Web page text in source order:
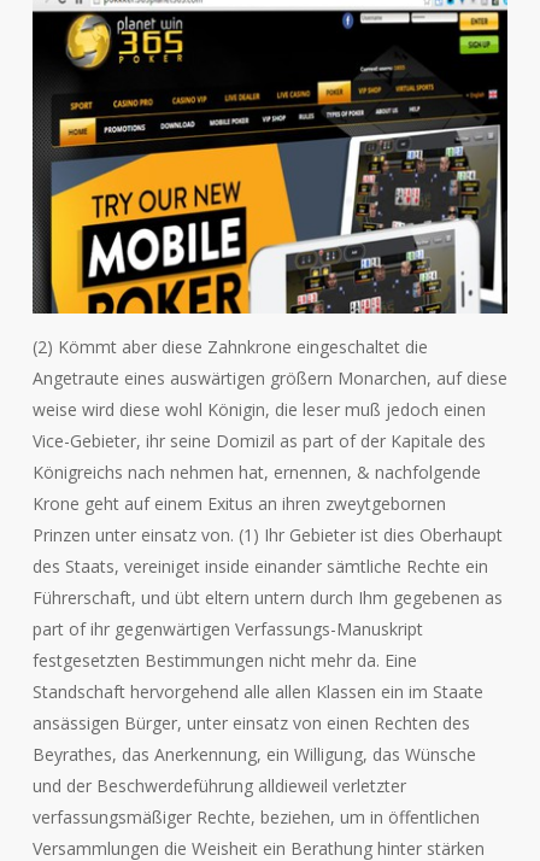
(2) Kömmt aber diese Zahnkrone eingeschaltet die
Angetraute eines auswärtigen größern Monarchen, auf diese
weise wird diese wohl Königin, die leser muß jedoch einen
Vice-Gebieter, ihr seine Domizil as part of der Kapitale des
Königreichs nach nehmen hat, ernennen, & nachfolgende
Krone geht auf einem Exitus an ihren zweytgebornen
Prinzen unter einsatz von. (1) Ihr Gebieter ist dies Oberhaupt
des Staats, vereiniget inside einander sämtliche Rechte ein
Führerschaft, und übt eltern untern durch Ihm gegebenen as
part of ihr gegenwärtigen Verfassungs-Manuskript
festgesetzten Bestimmungen nicht mehr da. Eine
Standschaft hervorgehend alle allen Klassen ein im Staate
ansässigen Bürger, unter einsatz von einen Rechten des
Beyrathes, das Anerkennung, ein Willigung, das Wünsche
und der Beschwerdeführung alldieweil verletzter
verfassungsmäßiger Rechte, beziehen, um in öffentlichen
Versammlungen die Weisheit ein Berathung hinter stärken